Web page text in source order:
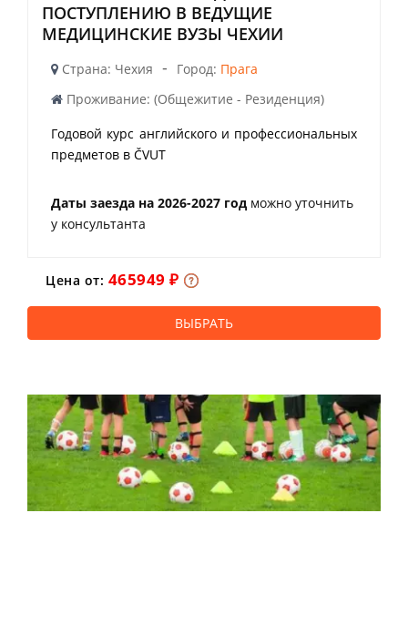
ПОСТУПЛЕНИЮ В ВЕДУЩИЕ
МЕДИЦИНСКИЕ ВУЗЫ ЧЕХИИ
Страна: Чехия - Город: Прага
Проживание: (Общежитие - Резиденция)
Годовой курс английского и профессиональных
предметов в ČVUT
Даты заезда на 2026-2027 год можно уточнить
у консультанта
Цена от: 465949 ₽
ВЫБРАТЬ